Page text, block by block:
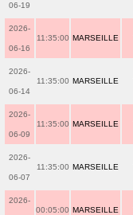
06-19
2026-
06-16
11:35:00 MARSEILLE
2026-
06-14
11:35:00 MARSEILLE
2026-
06-09
11:35:00 MARSEILLE
2026-
06-07
11:35:00 MARSEILLE
2026-
00:05:00 MARSEILLE